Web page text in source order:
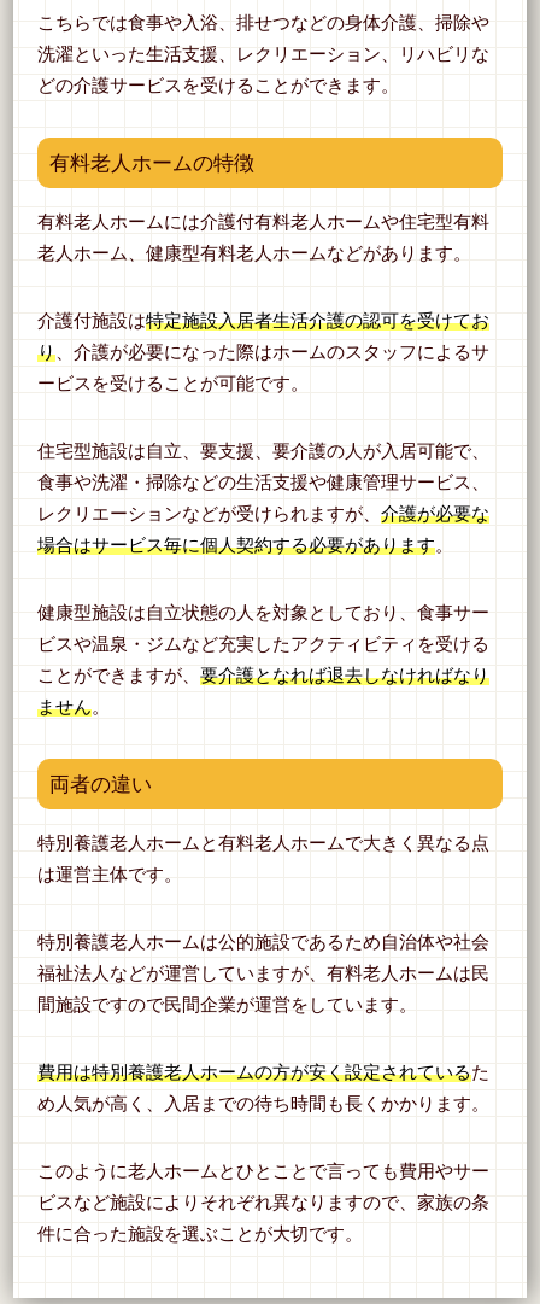
こちらでは食事や入浴、排せつなどの身体介護、掃除や
洗濯といった生活支援、レクリエーション、リハビリな
どの介護サービスを受けることができます。
有料老人ホームの特徴
有料老人ホームには介護付有料老人ホームや住宅型有料
老人ホーム、健康型有料老人ホームなどがあります。
介護付施設は特定施設入居者生活介護の認可を受けてお
り 、介護が必要になった際はホームのスタッフによるサ
ービスを受けることが可能です。
住宅型施設は自立、要支援、要介護の人が入居可能で、
食事や洗濯・掃除などの生活支援や健康管理サービス、
レクリエーションなどが受けられますが、介護が必要な
場合はサービス毎に個人契約する必要があります。
健康型施設は自立状態の人を対象としており、食事サー
ビスや温泉・ジムなど充実したアクティビティを受ける
ことができますが、要介護となれば退去しなければなり
ません。
両者の違い
特別養護老人ホームと有料老人ホームで大きく異なる点
は運営主体です。
特別養護老人ホームは公的施設であるため自治体や社会
福祉法人などが運営していますが、有料老人ホームは民
間施設ですので民間企業が運営をしています。
費用は特別養護老人ホームの方が安く設定されているた
め人気が高く、入居までの待ち時間も長くかかります。
このように老人ホームとひとことで言っても費用やサー
ビスなど施設によりそれぞれ異なりますので、家族の条
件に合った施設を選ぶことが大切です。